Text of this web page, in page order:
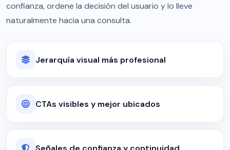
confianza, ordene la decisión del usuario y lo lleve
naturalmente hacia una consulta.
Jerarquía visual más profesional
CTAs visibles y mejor ubicados